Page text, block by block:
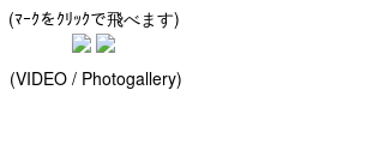
(ﾏｰｸをｸﾘｯｸで飛べます)
(VIDEO / Photogallery)